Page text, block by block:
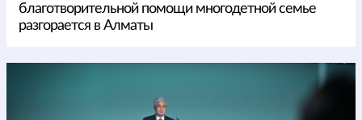
благотворительной помощи многодетной семье
разгорается в Алматы